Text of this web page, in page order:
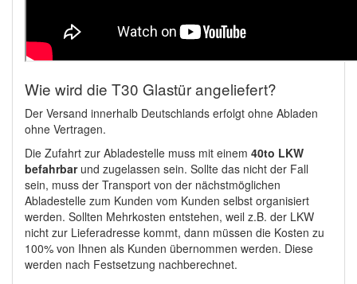
Wie wird die T30 Glastür angeliefert?
Der Versand innerhalb Deutschlands erfolgt ohne Abladen
ohne Vertragen.
Die Zufahrt zur Abladestelle muss mit einem 40to LKW
befahrbarund zugelassen sein. Sollte das nicht der Fall
sein, muss der Transport von der nächstmöglichen
Abladestelle zum Kunden vom Kunden selbst organisiert
werden. Sollten Mehrkosten entstehen, weil z.B. der LKW
nicht zur Lieferadresse kommt, dann müssen die Kosten zu
100% von Ihnen als Kunden übernommen werden. Diese
werden nach Festsetzung nachberechnet.